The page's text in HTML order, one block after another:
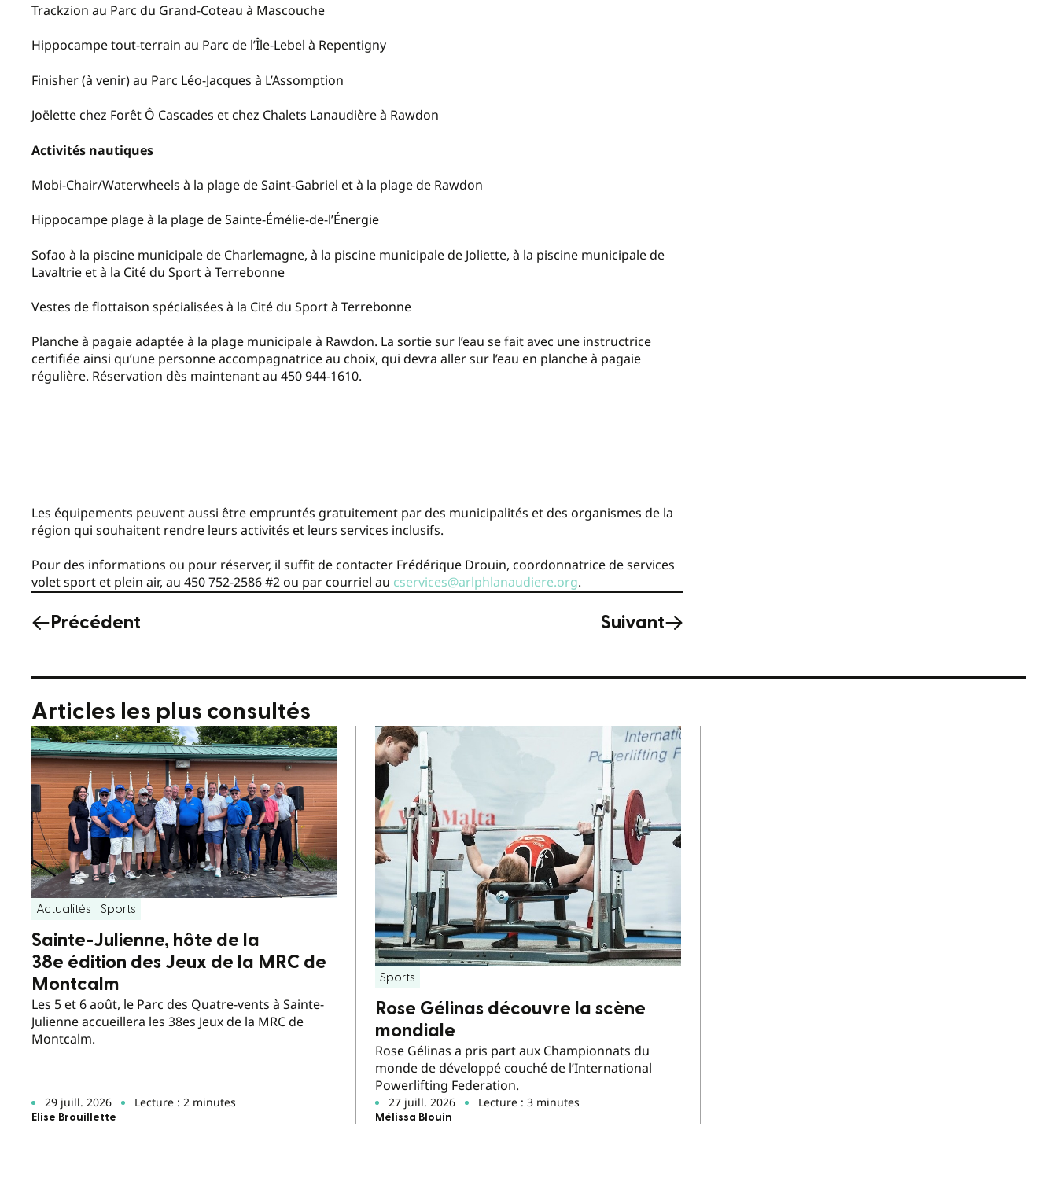
Trackzion au Parc du Grand-Coteau à Mascouche
Hippocampe tout-terrain au Parc de l’Île-Lebel à Repentigny
Finisher (à venir) au Parc Léo-Jacques à L’Assomption
Joëlette chez Forêt Ô Cascades et chez Chalets Lanaudière à Rawdon
Activités nautiques
Mobi-Chair/Waterwheels à la plage de Saint-Gabriel et à la plage de Rawdon
Hippocampe plage à la plage de Sainte-Émélie-de-l’Énergie
Sofao à la piscine municipale de Charlemagne, à la piscine municipale de Joliette, à la piscine municipale de
Lavaltrie et à la Cité du Sport à Terrebonne
Vestes de flottaison spécialisées à la Cité du Sport à Terrebonne
Planche à pagaie adaptée à la plage municipale à Rawdon. La sortie sur l’eau se fait avec une instructrice
certifiée ainsi qu’une personne accompagnatrice au choix, qui devra aller sur l’eau en planche à pagaie
régulière. Réservation dès maintenant au 450 944-1610.
Les équipements peuvent aussi être empruntés gratuitement par des municipalités et des organismes de la
région qui souhaitent rendre leurs activités et leurs services inclusifs.
Pour des informations ou pour réserver, il suffit de contacter Frédérique Drouin, coordonnatrice de services
volet sport et plein air, au 450 752-2586 #2 ou par courriel au cservices@arlphlanaudiere.org.
Précédent Suivant
Articles les plus consultés
Actualités Sports
Sainte-Julienne, hôte de la
38e édition des Jeux de la MRC de
Montcalm
Les 5 et 6 août, le Parc des Quatre-vents à Sainte-
Julienne accueillera les 38es Jeux de la MRC de
Montcalm.
29 juill. 2026 Lecture : 2 minutes
Elise Brouillette
Sports
Rose Gélinas découvre la scène
mondiale
Rose Gélinas a pris part aux Championnats du
monde de développé couché de l’International
Powerlifting Federation.
27 juill. 2026 Lecture : 3 minutes
Mélissa Blouin